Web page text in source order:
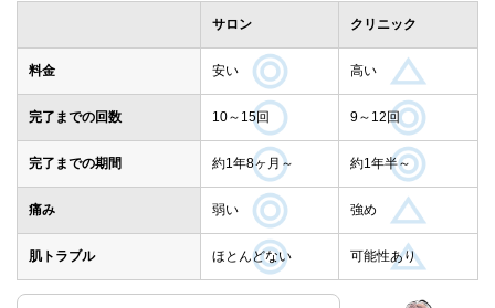
サロン クリニック
料金 安い 高い
完了までの回数 10～15回 9～12回
完了までの期間 約1年8ヶ月～ 約1年半～
痛み 弱い 強め
肌トラブル ほとんどない 可能性あり